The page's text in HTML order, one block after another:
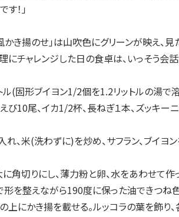
！」
かき揚のせ」は山吹色にグリーンが映え、
にチャレンジした日の食卓は、いっそう会
(固形ブイヨン1/2個を1.2リットルの湯で
び10尾、イカ1/2杯、長ねぎ１本、ズッキ
、米(洗わずに)を炒め、サフラン、ブイ
角切りにし、薄力粉と卵、水をあわせて作
形を整えながら190度に保った油できつね
上にかき揚を載せる。ルッコラの葉を飾り